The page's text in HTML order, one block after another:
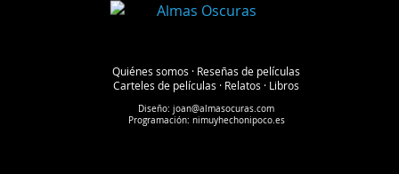
Quiénes somos · Reseñas de películas
Carteles de películas · Relatos · Libros
Diseño:joan@almasocuras.com
Programación: nimuyhechonipoco.es